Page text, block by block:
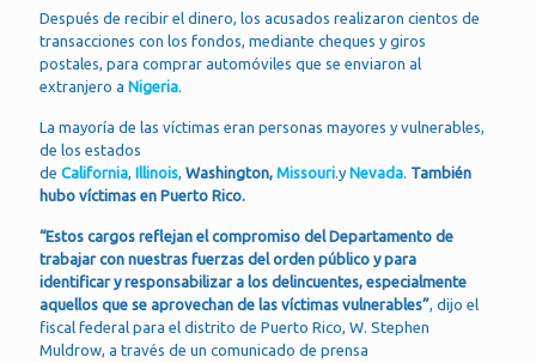
Después de recibir el dinero, los acusados realizaron cientos de
transacciones con los fondos, mediante cheques y giros
postales, para comprar automóviles que se enviaron al
extranjero a Nigeria.
La mayoría de las víctimas eran personas mayores y vulnerables,
de los estados
de California, Illinois, Washington, Missouri.y Nevada. También
hubo víctimas en Puerto Rico.
“Estos cargos reflejan el compromiso del Departamento de
trabajar con nuestras fuerzas del orden público y para
identificar y responsabilizar a los delincuentes, especialmente
aquellos que se aprovechan de las víctimas vulnerables”, dijo el
fiscal federal para el distrito de Puerto Rico, W. Stephen
Muldrow, a través de un comunicado de prensa